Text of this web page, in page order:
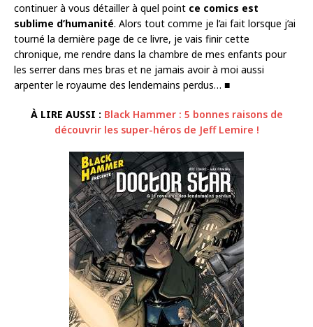
continuer à vous détailler à quel point ce comics est
sublime d’humanité. Alors tout comme je l’ai fait lorsque j’ai
tourné la dernière page de ce livre, je vais finir cette
chronique, me rendre dans la chambre de mes enfants pour
les serrer dans mes bras et ne jamais avoir à moi aussi
arpenter le royaume des lendemains perdus… ■
À LIRE AUSSI : Black Hammer : 5 bonnes raisons de
découvrir les super-héros de Jeff Lemire !